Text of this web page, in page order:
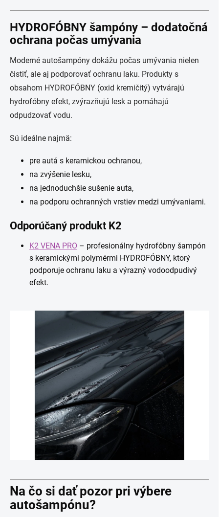
HYDROFÓBNY šampóny – dodatočná
ochrana počas umývania
Moderné autošampóny dokážu počas umývania nielen
čistiť, ale aj podporovať ochranu laku. Produkty s
obsahom HYDROFÓBNY (oxid kremičitý) vytvárajú
hydrofóbny efekt, zvýrazňujú lesk a pomáhajú
odpudzovať vodu.
Sú ideálne najmä:
pre autá s keramickou ochranou,
na zvýšenie lesku,
na jednoduchšie sušenie auta,
na podporu ochranných vrstiev medzi umývaniami.
Odporúčaný produkt K2
K2 VENA PRO – profesionálny hydrofóbny šampón
s keramickými polymérmi HYDROFÓBNY, ktorý
podporuje ochranu laku a výrazný vodoodpudivý
efekt.
Na čo si dať pozor pri výbere
autošampónu?